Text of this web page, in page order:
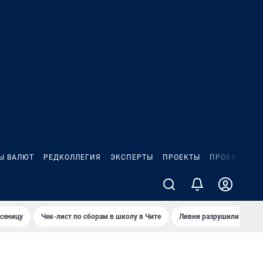
ВАЛЮТ РЕДКОЛЛЕГИЯ ЭКСПЕРТЫ ПРОЕКТЫ ПРОБКИ
Чек-лист по сборам в школу в Чите Ливни разрушили